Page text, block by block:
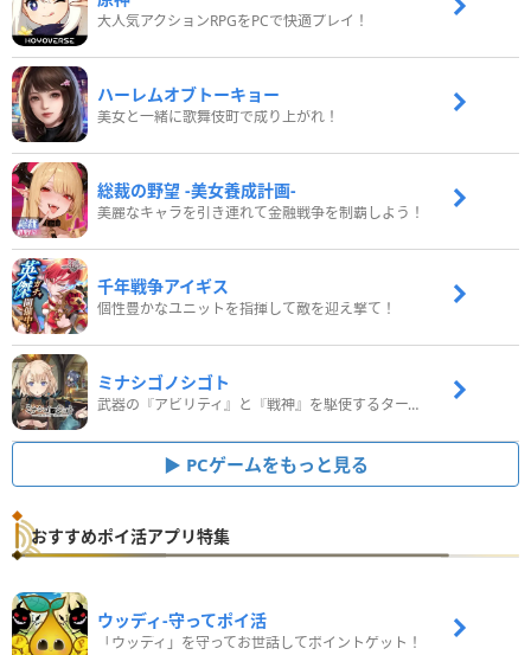
大人気アクションRPGをPCで快適プレイ！
ハーレムオブトーキョー
美女と一緒に歌舞伎町で成り上がれ！
総裁の野望 -美女養成計画-
美麗なキャラを引き連れて金融戦争を制覇しよう！
千年戦争アイギス
個性豊かなユニットを指揮して敵を迎え撃て！
ミナシゴノシゴト
武器の『アビリティ』と『戦神』を駆使するターン制コマンドバトルRPG！
PCゲームをもっと見る
おすすめポイ活アプリ特集
ウッディ‐守ってポイ活
「ウッディ」を守ってお世話してポイントゲット！